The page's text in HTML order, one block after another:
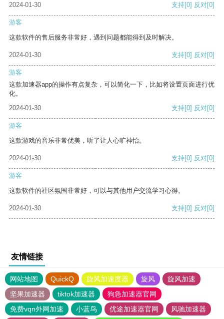
2024-01-30 支持[0] 反对[0]
游客
这款软件的售后服务非常好，遇到问题都能得到及时解决。
2024-01-30 支持[0] 反对[0]
游客
这款加速器app的操作有点复杂，可以简化一下，比如将设置页面进行优
化。
2024-01-30
支持[0] 反对[0]
游客
这款游戏的音乐非常优美，听了让人心旷神怡。
2024-01-30 支持[0] 反对[0]
游客
这款软件的社区氛围非常好，可以与其他用户交流学习心得。
2024-01-30 支持[0] 反对[0]
友情链接
网站地图 QuickQ 旋风加速度器 旋风
旋风加速
坚果加速器
tiktok加速器
狗急加速器官网
免费vqn外网加速
小蓝鸟 优途加速器官网 风驰加速器